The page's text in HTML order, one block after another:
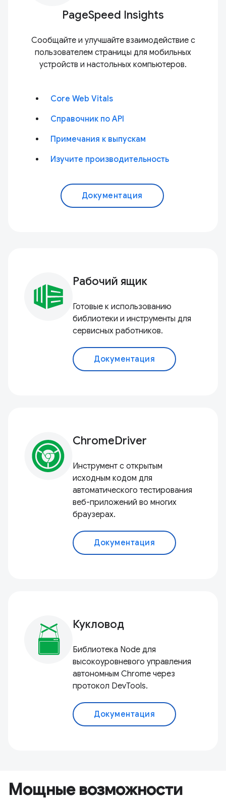
PageSpeed Insights
Сообщайте и улучшайте взаимодействие с
пользователем страницы для мобильных
устройств и настольных компьютеров.
Core Web Vitals
Справочник по API
Примечания к выпускам
Изучите производительность
Документация
Рабочий ящик
Готовые к использованию
библиотеки и инструменты для
сервисных работников.
Документация
ChromeDriver
Инструмент с открытым
исходным кодом для
автоматического тестирования
веб-приложений во многих
браузерах.
Документация
Кукловод
Библиотека Node для
высокоуровневого управления
автономным Chrome через
протокол DevTools.
Документация
Мощные возможности